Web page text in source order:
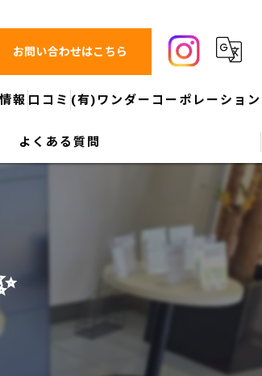
お問い合わせはこちら
報
トフォンアプリについてのご案内
ースポーツ応援
解除についてのご案内
口コミ (有)ワンダーコーポレーション
アップガレージ津店
アップガレージ滋賀彦根店
アップガレージ東近江店
よくある質問